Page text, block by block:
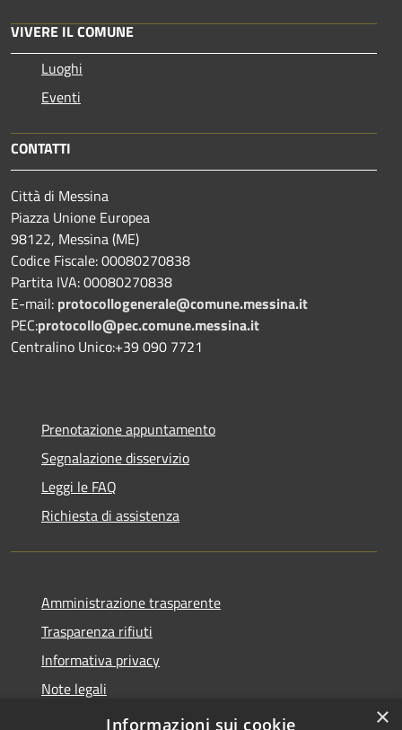
VIVERE IL COMUNE
Luoghi
Eventi
CONTATTI
Città di Messina
Piazza Unione Europea
98122, Messina (ME)
Codice Fiscale: 00080270838
Partita IVA: 00080270838
E-mail: protocollogenerale@comune.messina.it
PEC:protocollo@pec.comune.messina.it
Centralino Unico:+39 090 7721
Prenotazione appuntamento
Segnalazione disservizio
Leggi le FAQ
Richiesta di assistenza
Amministrazione trasparente
Trasparenza rifiuti
Informativa privacy
Note legali
Dichiarazione di accessibilità
×
Informazioni sui cookie